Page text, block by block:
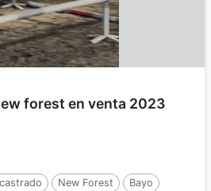
forest en venta 2023
New Forest
Bayo